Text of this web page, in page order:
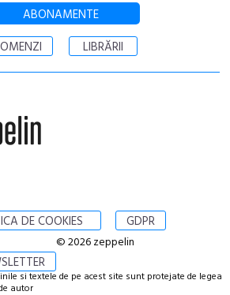
ABONAMENTE
LIBRĂRII
DE COOKIES GDPR
© 2026 zeppelin
si textele de pe acest site sunt protejate de legea
autor